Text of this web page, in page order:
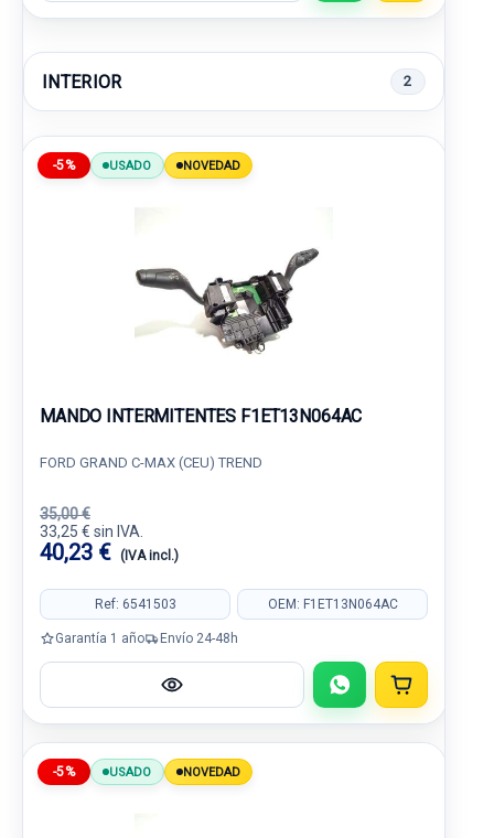
INTERIOR 2
-5% USADO NOVEDAD
MANDO INTERMITENTES F1ET13N064AC
FORD GRAND C-MAX (CEU) TREND
35,00 €
33,25 € sin IVA.
40,23 € (IVA incl.)
Ref: 6541503 OEM: F1ET13N064AC
Garantía 1 año Envío 24-48h
-5% USADO NOVEDAD